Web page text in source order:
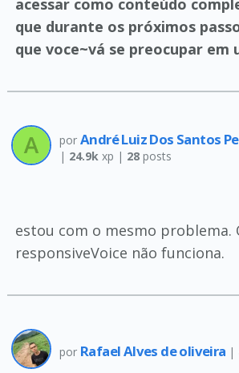
acessar como conteúdo
que durante os próximos
que voce~vá se preocupar em
por André Luiz Dos Santos
| 24.9kxp | 28posts
estou com o mesmo problema.
responsiveVoice não funciona.
por Rafael Alves de oliveira |